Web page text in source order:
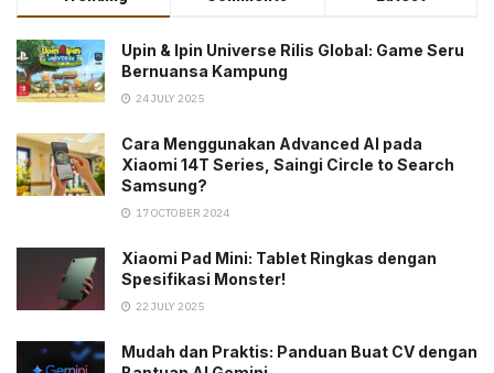
Upin & Ipin Universe Rilis Global: Game Seru
Bernuansa Kampung
24 JULY 2025
Cara Menggunakan Advanced AI pada
Xiaomi 14T Series, Saingi Circle to Search
Samsung?
17 OCTOBER 2024
Xiaomi Pad Mini: Tablet Ringkas dengan
Spesifikasi Monster!
22 JULY 2025
Mudah dan Praktis: Panduan Buat CV dengan